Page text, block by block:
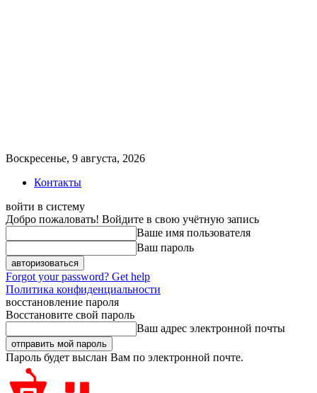
Воскресенье, 9 августа, 2026
Контакты
войти в систему
Добро пожаловать! Войдите в свою учётную запись
Ваше имя пользователя
Ваш пароль
Forgot your password? Get help
Политика конфиденциальности
восстановление пароля
Восстановите свой пароль
Ваш адрес электронной почты
Пароль будет выслан Вам по электронной почте.